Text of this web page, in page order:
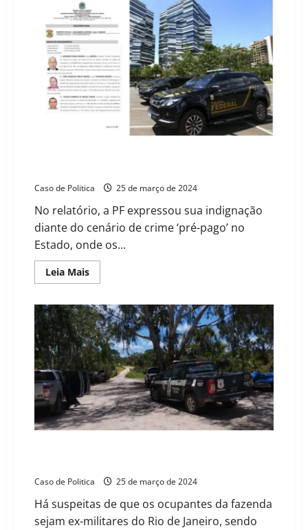
Justa”
desarticula
milícia
armada
ligada
a
conflitos
fundiários
no
oeste
da
Bahia
Caso de Politica 25 de março de 2024
No relatório, a PF expressou sua indignação
diante do cenário de crime ‘pré-pago’ no
Estado, onde os...
Leia MaisRead
more
da
PF
revela
a
existência
de
um
“Estado
Paralelo”
no
Caso
Marielle
Caso de Politica 25 de março de 2024
Há suspeitas de que os ocupantes da fazenda
sejam ex-militares do Rio de Janeiro, sendo